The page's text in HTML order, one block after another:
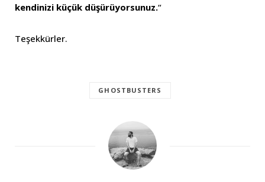
kendinizi küçük düşürüyorsunuz.“
Teşekkürler.
GHOSTBUSTERS